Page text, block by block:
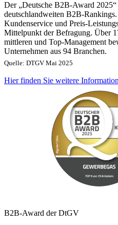
Der „Deutsche B2B-Award 2025“
deutschlandweiten B2B-
Kundenservice und Preis-
Mittelpunkt der Befragung. Über
mittleren und Top-Management
Unternehmen aus 94 Branchen.
Quelle: DTGV Mai 2025
Hier finden Sie weitere
B2B-Award der DtGV